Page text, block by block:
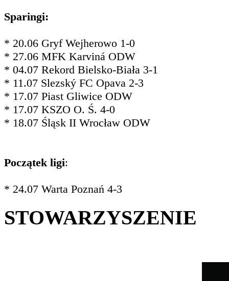
Sparingi:
* 20.06 Gryf Wejherowo 1-0
* 27.06 MFK Karviná ODW
* 04.07 Rekord Bielsko-Biała 3-1
* 11.07 Slezský FC Opava 2-3
* 17.07 Piast Gliwice ODW
* 17.07 KSZO O. Ś. 4-0
* 18.07 Śląsk II Wrocław ODW
Początek ligi:
* 24.07 Warta Poznań 4-3
STOWARZYSZENIE